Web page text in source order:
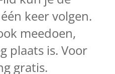
keer volgen.
meedoen,
plaats is. Voor
gratis.